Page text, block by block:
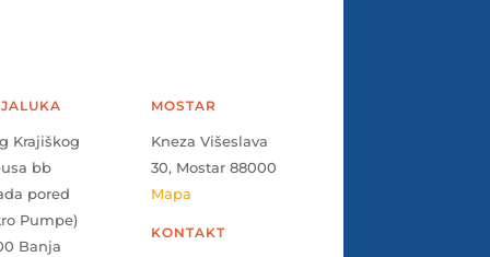
Krajiškog
bb
pored
Pumpe)
Banja
MOSTAR
Kneza Višeslava
30, Mostar 88000
Mapa
KONTAKT